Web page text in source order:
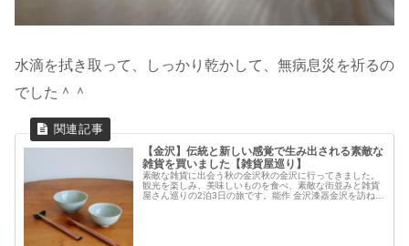
水滴を拭き取って、しっかり乾かして、無病息災を祈るの
でした＾＾
【金沢】伝統と新しい感覚で生み出される素敵な
雑貨を買いました【雑貨屋巡り】
素敵な雑貨に出会う秋の金沢秋の金沢に行ってきました。
観光を楽しみ、美味しいものを食べ、素敵な街並みと雑貨
屋さん巡りの2泊3日の旅です。能作 金沢漆器金沢を訪ねた